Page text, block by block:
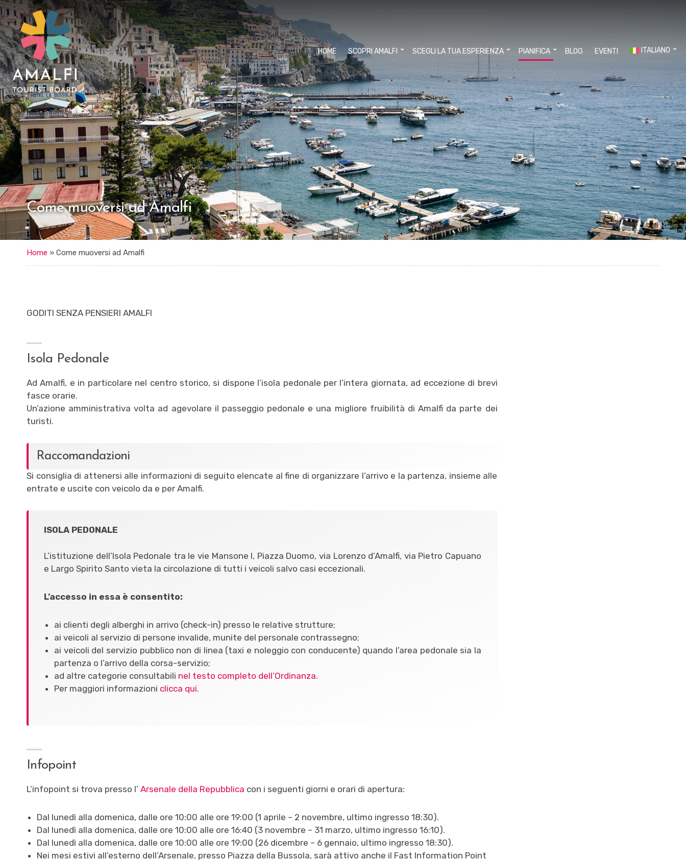
HOME SCOPRI AMALFI SCEGLI LA TUA ESPERIENZA PIANIFICA BLOG EVENTI ITALIANO
Come muoversi ad Amalfi
Home » Come muoversi ad Amalfi
GODITI SENZA PENSIERI AMALFI
Isola Pedonale
Ad Amalfi, e in particolare nel centro storico, si dispone l’isola pedonale per l’intera giornata, ad eccezione di brevi
fasce orarie.
Un’azione amministrativa volta ad agevolare il passeggio pedonale e una migliore fruibilità di Amalfi da parte dei
turisti.
Raccomandazioni
Si consiglia di attenersi alle informazioni di seguito elencate al fine di organizzare l’arrivo e la partenza, insieme alle
entrate e uscite con veicolo da e per Amalfi.
ISOLA PEDONALE
L’istituzione dell’Isola Pedonale tra le vie Mansone I, Piazza Duomo, via Lorenzo d’Amalfi, via Pietro Capuano
e Largo Spirito Santo vieta la circolazione di tutti i veicoli salvo casi eccezionali.
L’accesso in essa è consentito:
ai clienti degli alberghi in arrivo (check-in) presso le relative strutture;
ai veicoli al servizio di persone invalide, munite del personale contrassegno;
ai veicoli del servizio pubblico non di linea (taxi e noleggio con conducente) quando l’area pedonale sia la
partenza o l’arrivo della corsa-servizio;
ad altre categorie consultabili nel testo completo dell’Ordinanza.
Per maggiori informazioni clicca qui.
Infopoint
L’infopoint si trova presso l’ Arsenale della Repubblica con i seguenti giorni e orari di apertura:
Dal lunedì alla domenica, dalle ore 10:00 alle ore 19:00 (1 aprile – 2 novembre, ultimo ingresso 18:30).
Dal lunedì alla domenica, dalle ore 10:00 alle ore 16:40 (3 novembre – 31 marzo, ultimo ingresso 16:10).
Dal lunedì alla domenica, dalle ore 10:00 alle ore 19:00 (26 dicembre – 6 gennaio, ultimo ingresso 18:30).
Nei mesi estivi all’esterno dell’Arsenale, presso Piazza della Bussola, sarà attivo anche il Fast Information Point